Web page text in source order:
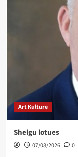
Art Kulture
Shelgu lotues
07/08/2026 0